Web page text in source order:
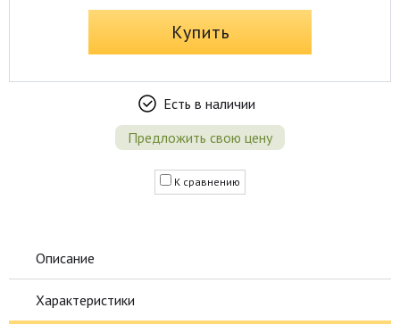
Купить
Есть в наличии
Предложить свою цену
К сравнению
Описание
Характеристики